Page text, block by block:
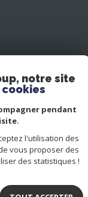
15 RUE DE
notre site
pendant
l'utilisation des
vous proposer des
des statistiques !